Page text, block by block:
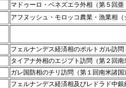
マドゥーロ・ベネズエラ外相（第５回
アフヌッシュ・モロッコ農業・漁業相
フェルナンデス経済相のポルトガル訪
タイアナ外相のエジプト訪問（第２回
ガレ国防相のチリ訪問（第１回南米諸
フェルナンデス経済相及びレドラド中